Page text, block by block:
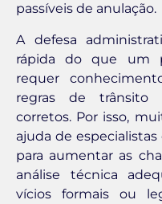
passíveis de anulação.
A defesa
rápida do que um
requer
regras de trânsito
corretos. Por isso,
ajuda de
para aumentar as
análise técnica
vícios formais ou